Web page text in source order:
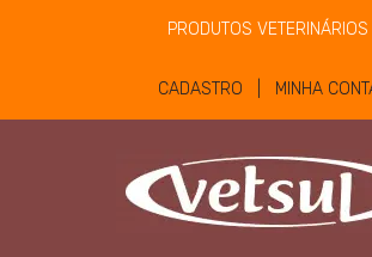
PRODUTOS VETERINÁRIOS
CADASTRO | MINHA